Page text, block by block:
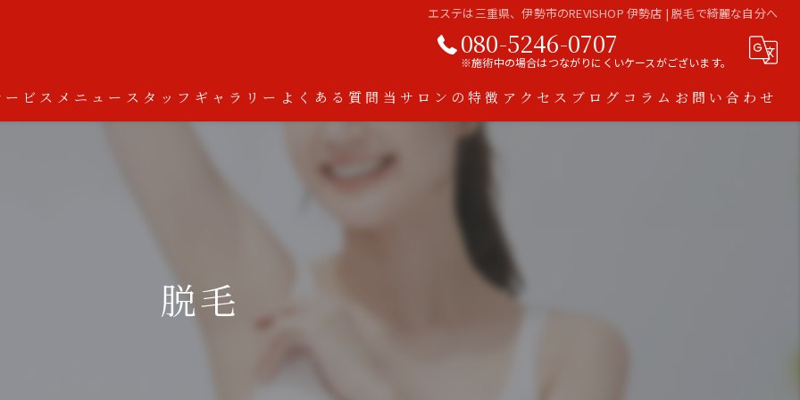
エステは三重県、伊勢市のREVISHOP 伊勢店 | 脱毛で綺麗な自分へ
080-5246-0707
※施術中の場合はつながりにくいケースがございます。
ービス メニュー スタッフ ギャラリー よくある質問 当サロンの特徴 アクセス ブログ コラム お問い合わせ
脱毛